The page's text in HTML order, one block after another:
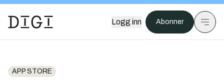
Logg inn Abonner
APP STORE